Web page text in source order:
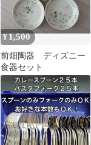
¥1,500
前畑陶器 ディズニー
食器セット